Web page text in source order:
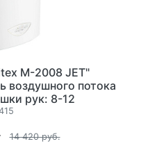
M-2008 JET"
воздушного потока
рук: 8-12
потока: 0-40°С,
14 420 руб.